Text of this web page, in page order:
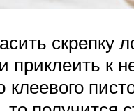
скрепку
приклеить к